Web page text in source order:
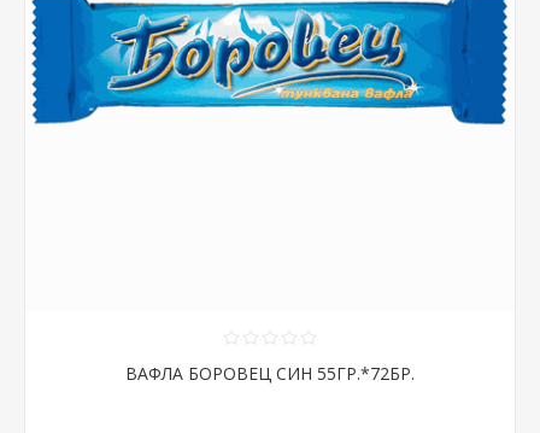
ВАФЛА БОРОВЕЦ СИН 55ГР.*72БР.